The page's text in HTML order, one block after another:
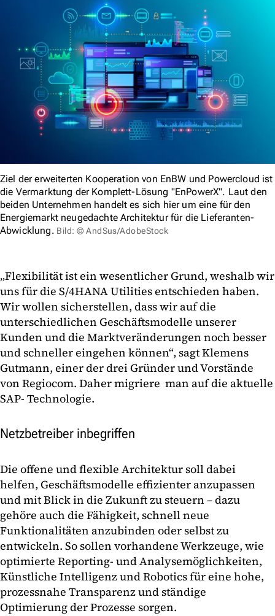
Ziel der erweiterten Kooperation von EnBW und Powercloud ist
die Vermarktung der Komplett-Lösung "EnPowerX". Laut den
beiden Unternehmen handelt es sich hier um eine für den
Energiemarkt neugedachte Architektur für die Lieferanten-
Abwicklung. Bild: © AndSus/AdobeStock
„Flexibilität ist ein wesentlicher Grund, weshalb wir
uns für die S/4HANA Utilities entschieden haben.
Wir wollen sicherstellen, dass wir auf die
unterschiedlichen Geschäftsmodelle unserer
Kunden und die Marktveränderungen noch besser
und schneller eingehen können“, sagt Klemens
Gutmann, einer der drei Gründer und Vorstände
von Regiocom. Daher migriere man auf die aktuelle
SAP- Technologie.
Netzbetreiber inbegriffen
Die offene und flexible Architektur soll dabei
helfen, Geschäftsmodelle effizienter anzupassen
und mit Blick in die Zukunft zu steuern – dazu
gehöre auch die Fähigkeit, schnell neue
Funktionalitäten anzubinden oder selbst zu
entwickeln. So sollen vorhandene Werkzeuge, wie
optimierte Reporting- und Analysemöglichkeiten,
Künstliche Intelligenz und Robotics für eine hohe,
prozessnahe Transparenz und ständige
Optimierung der Prozesse sorgen.